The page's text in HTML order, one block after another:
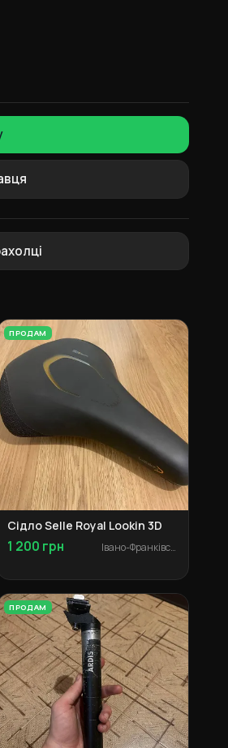
ПРОДАМ
Сідло Selle Royal Lookin 3D
1 200 грн Івано-Франківськ
ПРОДАМ